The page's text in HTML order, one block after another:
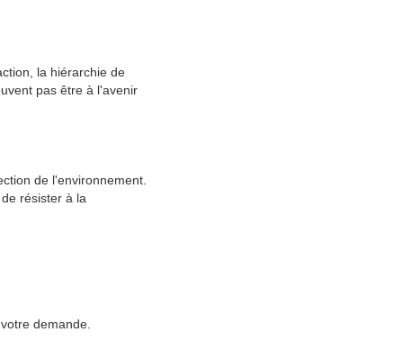
la hiérarchie de
pas être à l'avenir
de l'environnement.
résister à la
demande.